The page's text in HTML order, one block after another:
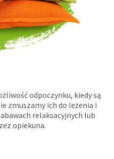
odpoczynku, kiedy są
zmuszamy ich do leżenia i
relaksacyjnych lub
opiekuna.